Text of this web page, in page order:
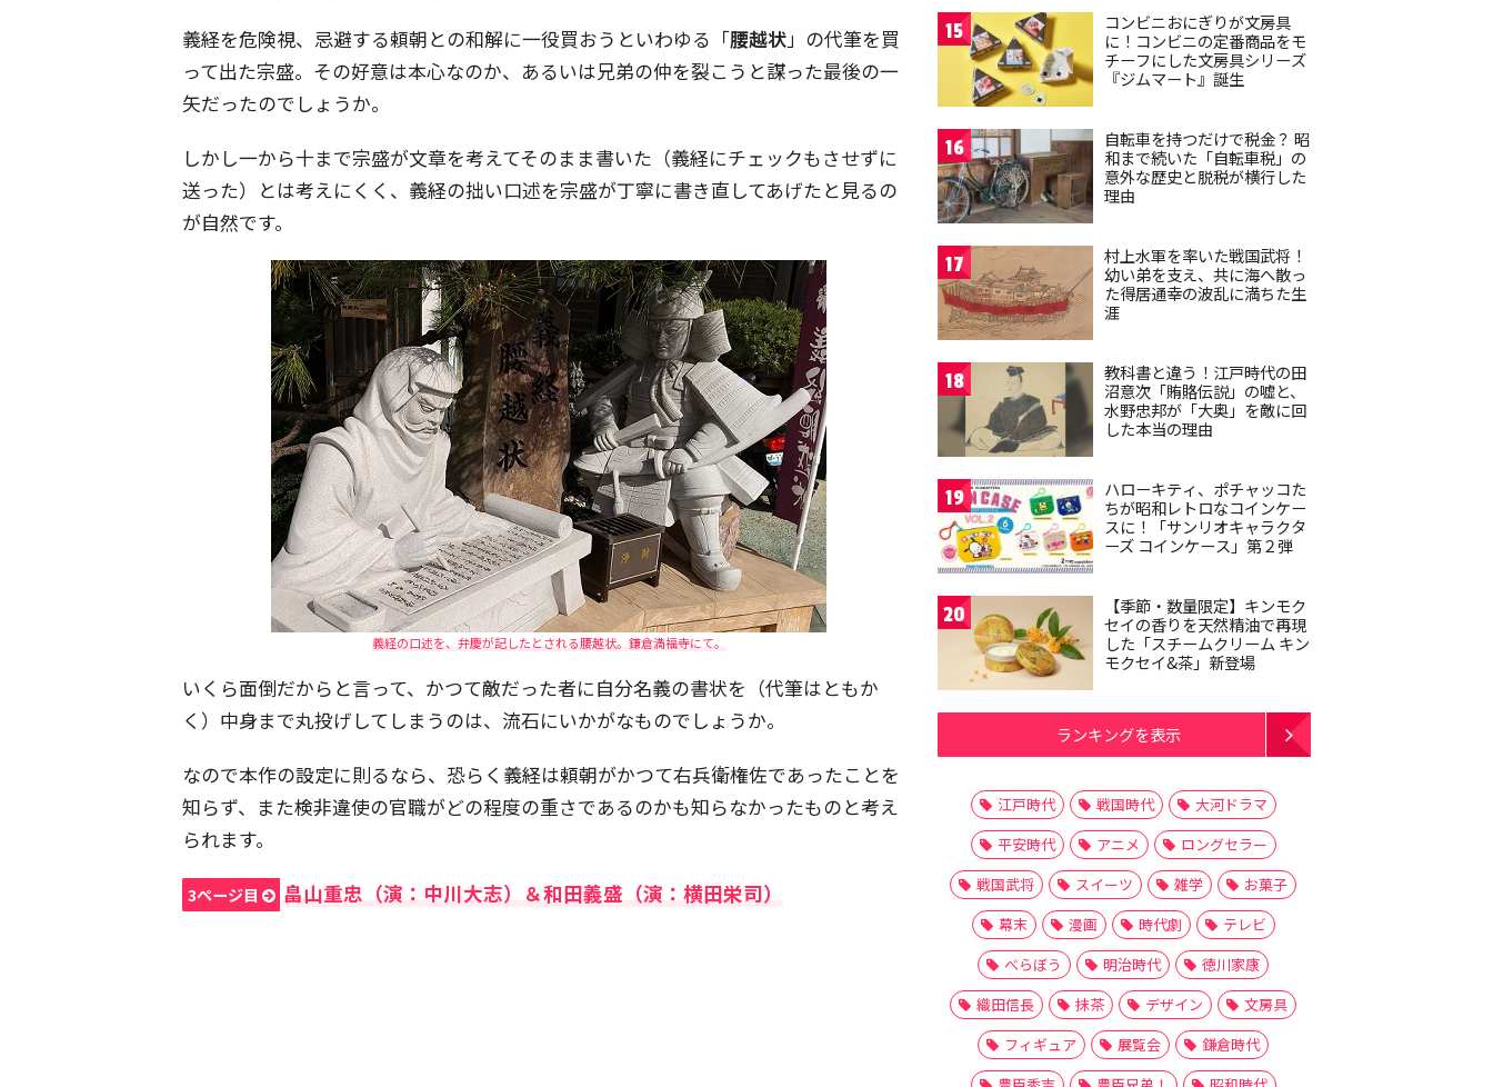
義経を危険視、忌避する頼朝との和解に一役買おうといわゆる「腰越状」の代筆を買
って出た宗盛。その好意は本心なのか、あるいは兄弟の仲を裂こうと謀った最後の一
矢だったのでしょうか。
しかし一から十まで宗盛が文章を考えてそのまま書いた（義経にチェックもさせずに
送った）とは考えにくく、義経の拙い口述を宗盛が丁寧に書き直してあげたと見るの
が自然です。
義経の口述を、弁慶が記したとされる腰越状。鎌倉満福寺にて。
いくら面倒だからと言って、かつて敵だった者に自分名義の書状を（代筆はともか
く）中身まで丸投げしてしまうのは、流石にいかがなものでしょうか。
なので本作の設定に則るなら、恐らく義経は頼朝がかつて右兵衛権佐であったことを
知らず、また検非違使の官職がどの程度の重さであるのかも知らなかったものと考え
られます。
3ページ目 畠山重忠（演：中川大志）＆和田義盛（演：横田栄司）
15
コンビニおにぎりが文房具
に！コンビニの定番商品をモ
チーフにした文房具シリーズ
『ジムマート』誕生
16
自転車を持つだけで税金？ 昭
和まで続いた「自転車税」の
意外な歴史と脱税が横行した
理由
17
村上水軍を率いた戦国武将！
幼い弟を支え、共に海へ散っ
た得居通幸の波乱に満ちた生
涯
18
教科書と違う！江戸時代の田
沼意次「賄賂伝説」の嘘と、
水野忠邦が「大奥」を敵に回
した本当の理由
19
ハローキティ、ポチャッコた
ちが昭和レトロなコインケー
スに！「サンリオキャラクタ
ーズ コインケース」第２弾
20
【季節・数量限定】キンモク
セイの香りを天然精油で再現
した「スチームクリーム キン
モクセイ&茶」新登場
ランキングを表示
江戸時代 戦国時代
大河ドラマ
平安時代
アニメ
ロングセラー
戦国武将
スイーツ 雑学
お菓子
幕末
漫画 時代劇
テレビ
べらぼう
明治時代
徳川家康
織田信長
抹茶 デザイン
文房具
フィギュア
展覧会
鎌倉時代